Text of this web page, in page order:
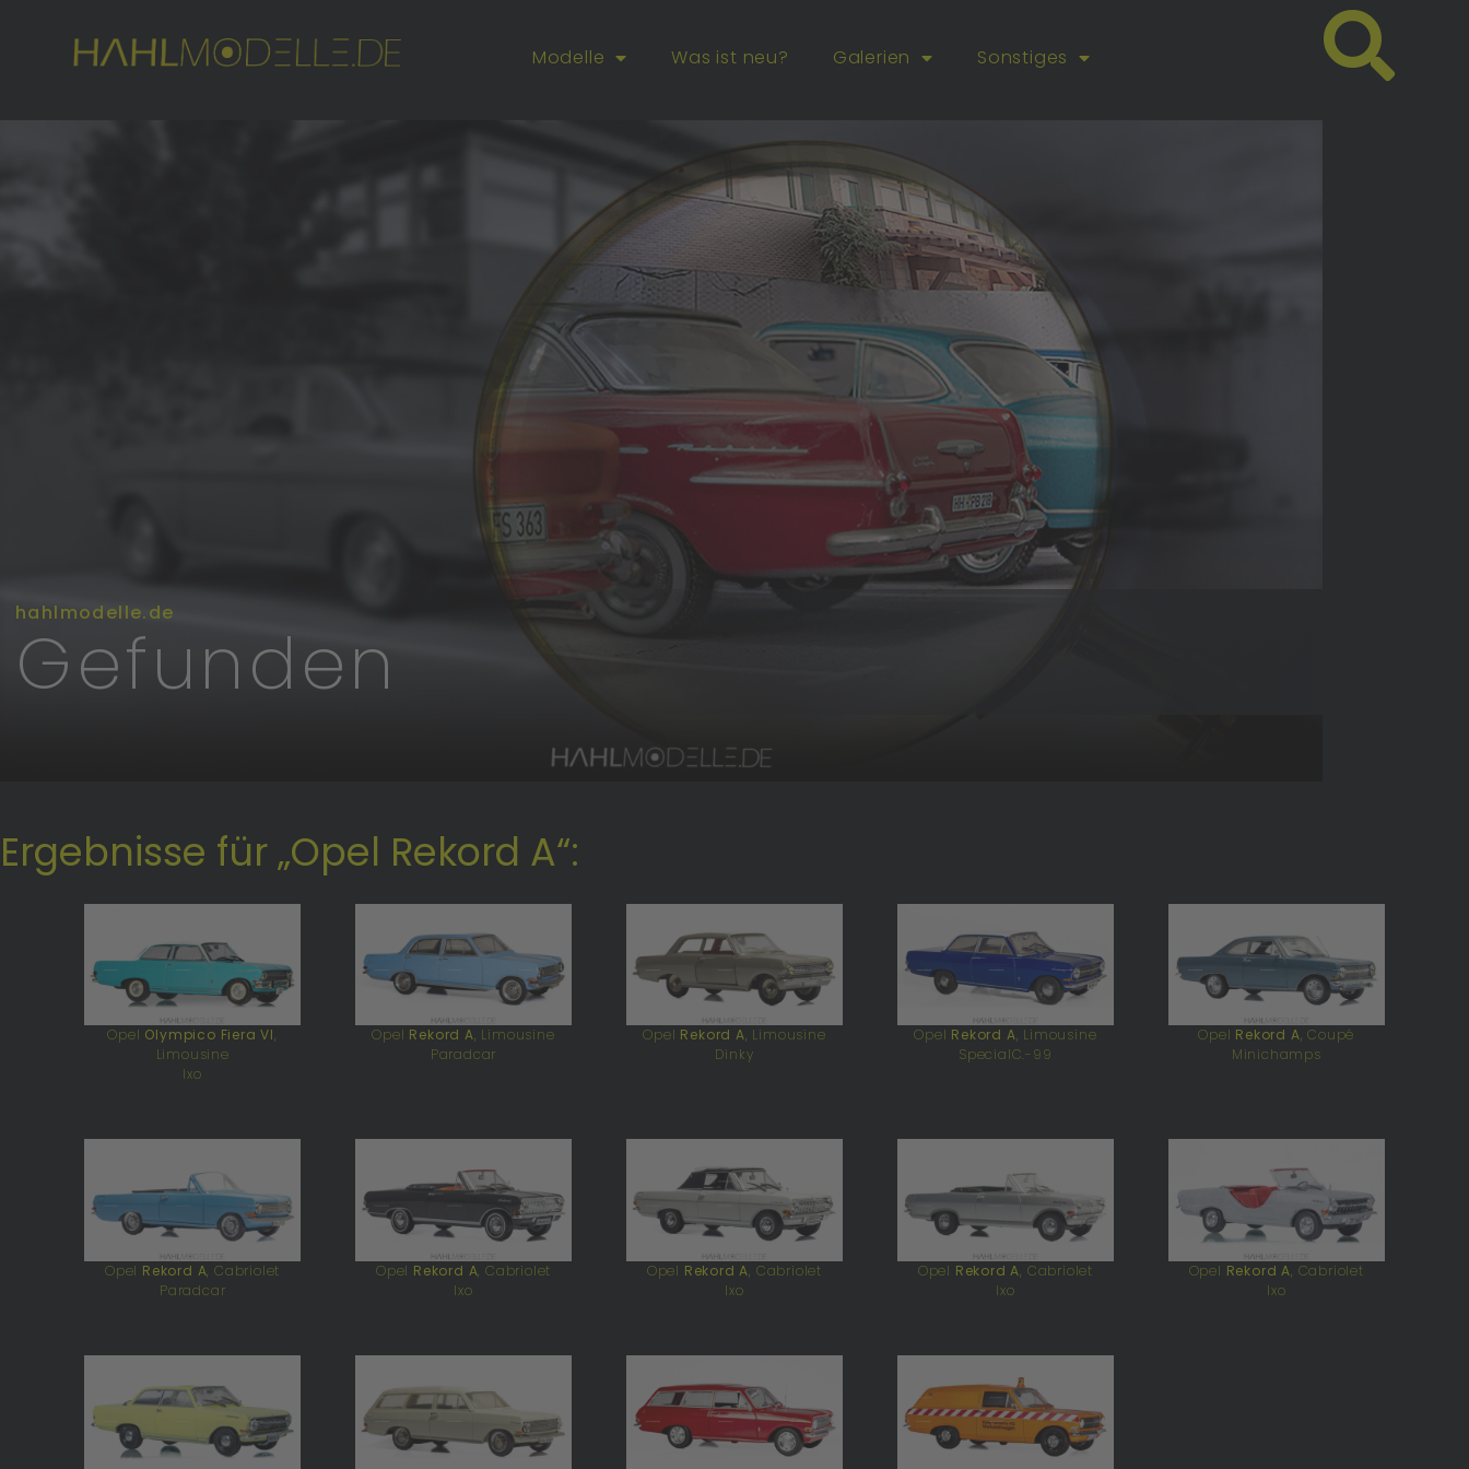
Modelle Was ist neu? Galerien Sonstiges
hahlmodelle.de
Gefunden
Ergebnisse für „Opel Rekord A“:
Opel Olympico Fiera VI,
Limousine
Ixo
Opel Rekord A, Limousine
Paradcar
Opel Rekord A, Limousine
Dinky
Opel Rekord A, Limousine
SpecialC.-99
Opel Rekord A, Coupé
Minichamps
Opel Rekord A, Cabriolet
Paradcar
Opel Rekord A, Cabriolet
Ixo
Opel Rekord A, Cabriolet
Ixo
Opel Rekord A, Cabriolet
Ixo
Opel Rekord A, Cabriolet
Ixo